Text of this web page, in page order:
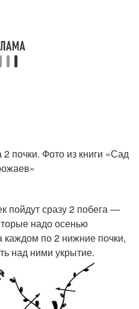
почки. Фото из книги «Сад
пойдут сразу 2 побега —
надо осенью
каждом по 2 нижние почки,
над ними укрытие.